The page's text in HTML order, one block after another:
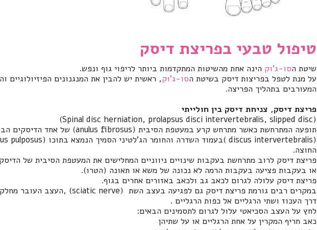
טיפול טבעי בפריצת דיסק
שיטת הסו-ג'וק הינה אחת מהשיטות המתקדמות ביותר לריפוי גוף ונפש.
על מנת לטפל בפריצות דיסק בשיטת הסו-ג'וק, ראשית יש להבין את המנגנונים הפיזיולוגיים
המעורבים בתהליך הפריצה.
פריצת דיסק, צניחת דיסק בין חולייתי
(Spinal disc herniation, prolapsus disci intervertebralis, slipped disc)
תופעה המתרחשת כאשר מתרחש קרע במעטפת הסיבית (anulus fibrosus) של אחד הדיסקים
(
discus intervertebralis
(בעמוד השדרה והחומר הג'לטיני הסמיך הנמצא בתוכו (pulposus
החוצה.
פריצת דיסק לרוב מתרחשת בעקבות שינויים ניווניים המחלישים את המעטפת הסיבית של
או בעקבות פציעה בעקבות הרמה לא נכונה של משא או תאונה (הטרו).
פריצת דיסק עלולה לגרום לכאב גב ולכאב באזורים אחרים בגוף.
במקרים רבים גורמת פריצת דיסק גם לפגיעה בעצב השת , (sciatic nerve)העצב העובר
דרך העכוז ושתי הרגליים אל כפות הרגליים .
לחץ על העצב הסכיאטי עלול לגרום לתסמינים הבאים:
כאב חריף המקרין על אחת הרגליים או על שתיהן